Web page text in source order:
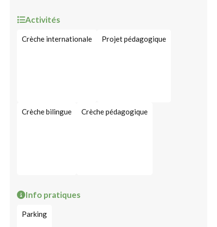
Activités
Crèche internationale Projet pédagogique
Crèche bilingue Crèche pédagogique
Info pratiques
Parking